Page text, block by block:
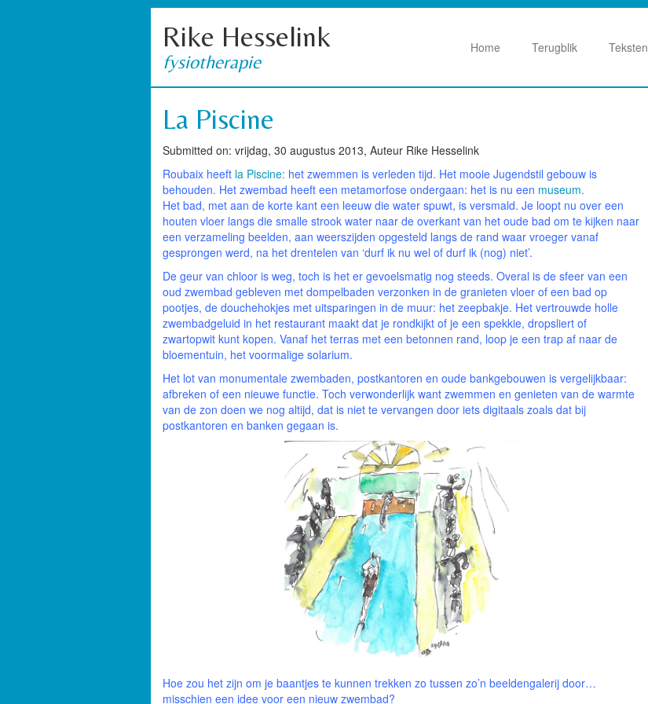
Rike Hesselink
fysiotherapie
Home Terugblik Teksten
La Piscine
Submitted on: vrijdag, 30 augustus 2013, Auteur Rike Hesselink
Roubaix heeft la Piscine: het zwemmen is verleden tijd. Het mooie Jugendstil gebouw is
behouden. Het zwembad heeft een metamorfose ondergaan: het is nu een museum.
Het bad, met aan de korte kant een leeuw die water spuwt, is versmald. Je loopt nu over een
houten vloer langs die smalle strook water naar de overkant van het oude bad om te kijken naar
een verzameling beelden, aan weerszijden opgesteld langs de rand waar vroeger vanaf
gesprongen werd, na het drentelen van ‘durf ik nu wel of durf ik (nog) niet’.
De geur van chloor is weg, toch is het er gevoelsmatig nog steeds. Overal is de sfeer van een
oud zwembad gebleven met dompelbaden verzonken in de granieten vloer of een bad op
pootjes, de douchehokjes met uitsparingen in de muur: het zeepbakje. Het vertrouwde holle
zwembadgeluid in het restaurant maakt dat je rondkijkt of je een spekkie, dropsliert of
zwartopwit kunt kopen. Vanaf het terras met een betonnen rand, loop je een trap af naar de
bloementuin, het voormalige solarium.
Het lot van monumentale zwembaden, postkantoren en oude bankgebouwen is vergelijkbaar:
afbreken of een nieuwe functie. Toch verwonderlijk want zwemmen en genieten van de warmte
van de zon doen we nog altijd, dat is niet te vervangen door iets digitaals zoals dat bij
postkantoren en banken gegaan is.
Hoe zou het zijn om je baantjes te kunnen trekken zo tussen zo’n beeldengalerij door…
misschien een idee voor een nieuw zwembad?